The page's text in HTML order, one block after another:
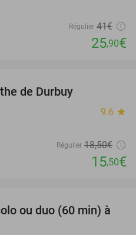
Régulier 41€
25,90€
de Durbuy
9.6 star
Régulier 18,50€
15,50€
29%
ou duo (60 min) à